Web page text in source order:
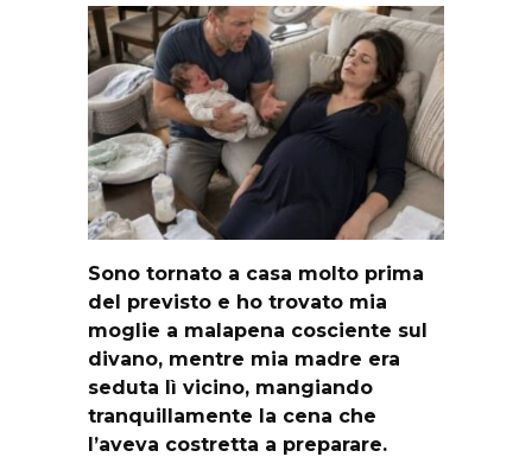
Sono tornato a casa molto prima
del previsto e ho trovato mia
moglie a malapena cosciente sul
divano, mentre mia madre era
seduta lì vicino, mangiando
tranquillamente la cena che
l’aveva costretta a preparare.